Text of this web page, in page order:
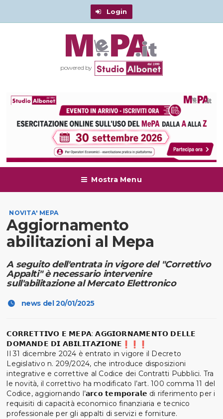
Login
powered by
Mostra Menu
NOVITA' MEPA
Aggiornamento
abilitazioni al Mepa
A seguito dell'entrata in vigore del "Correttivo
Appalti" è necessario intervenire
sull'abilitazione al Mercato Elettronico
news del 20/01/2025
𝗖𝗢𝗥𝗥𝗘𝗧𝗧𝗜𝗩𝗢 𝗘 𝗠𝗘𝗣𝗔: 𝗔𝗚𝗚𝗜𝗢𝗥𝗡𝗔𝗠𝗘𝗡𝗧𝗢 𝗗𝗘𝗟𝗟𝗘
𝗗𝗢𝗠𝗔𝗡𝗗𝗘 𝗗𝗜 𝗔𝗕𝗜𝗟𝗜𝗧𝗔𝗭𝗜𝗢𝗡𝗘
Il 31 dicembre 2024 è entrato in vigore il Decreto
Legislativo n. 209/2024, che introduce disposizioni
integrative e correttive al Codice dei Contratti Pubblici. Tra
le novità, il correttivo ha modificato l’art. 100 comma 11 del
Codice, aggiornando l’𝗮𝗿𝗰𝗼 𝘁𝗲𝗺𝗽𝗼𝗿𝗮𝗹𝗲 di riferimento per i
requisiti di capacità economico finanziaria e tecnico
professionale per gli appalti di servizi e forniture.